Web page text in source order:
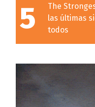
5
The
las últimas
todos